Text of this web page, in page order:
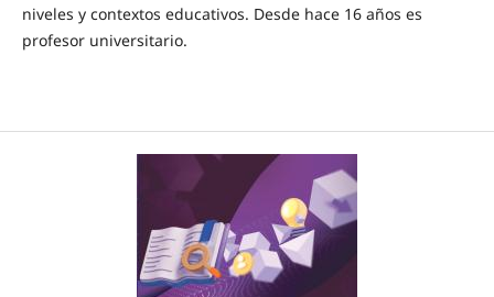
niveles y contextos educativos. Desde hace 16 años es
profesor universitario.